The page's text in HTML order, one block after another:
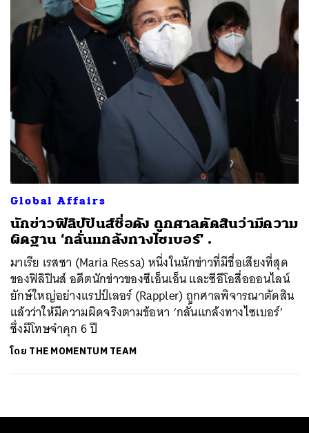
Global Affairs
นักข่าวฟิลิปปินส์ชื่อดัง ถูกศาลตัดสินว่ามีความ
ผิดฐาน ‘กลั่นแกล้งทางไซเบอร์’ .
มาเรีย เรสซา (Maria Ressa) หนึ่งในนักข่าวที่มีชื่อเสียงที่สุด
ของฟิลิปินส์ อดีตนักข่าวของซีเอ็นเอ็น และซีอีโอสื่อออนไลน์
ยักษ์ใหญ่อย่างแรปป์เลอร์ (Rappler) ถูกศาลพิจารณาตัดสิน
แล้วว่าให้มีความผิดจริงตามข้อหา ‘กลั่นแกล้งทางไซเบอร์’
ซึ่งมีโทษจำคุก 6 ปี
โดย THE MOMENTUM TEAM
ค้นหา
SHARE TWEET LINE EMAIL